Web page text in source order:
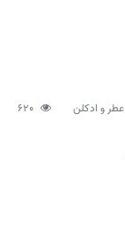
عطر و ادکلن 620